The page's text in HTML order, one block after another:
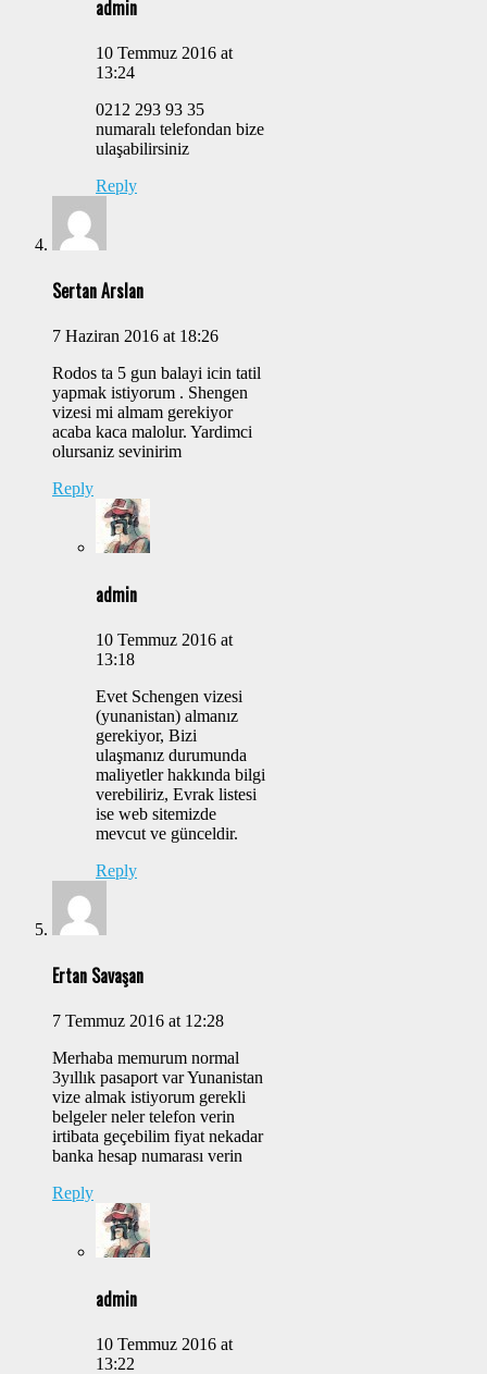
admin
10 Temmuz 2016 at
13:24
0212 293 93 35
numaralı telefondan bize
ulaşabilirsiniz
Reply
Sertan Arslan
7 Haziran 2016 at 18:26
Rodos ta 5 gun balayi icin tatil
yapmak istiyorum . Shengen
vizesi mi almam gerekiyor
acaba kaca malolur. Yardimci
olursaniz sevinirim
Reply
admin
10 Temmuz 2016 at
13:18
Evet Schengen vizesi
(yunanistan) almanız
gerekiyor, Bizi
ulaşmanız durumunda
maliyetler hakkında bilgi
verebiliriz, Evrak listesi
ise web sitemizde
mevcut ve günceldir.
Reply
Ertan Savaşan
7 Temmuz 2016 at 12:28
Merhaba memurum normal
3yıllık pasaport var Yunanistan
vize almak istiyorum gerekli
belgeler neler telefon verin
irtibata geçebilim fiyat nekadar
banka hesap numarası verin
Reply
admin
10 Temmuz 2016 at
13:22